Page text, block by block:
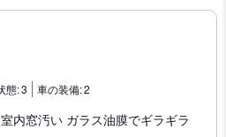
態:3 車の装備:2
内窓汚い ガラス油膜でギラギラ